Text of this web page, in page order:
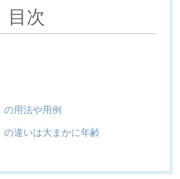
目次
の用法や用例
の違いは大まかに年齢